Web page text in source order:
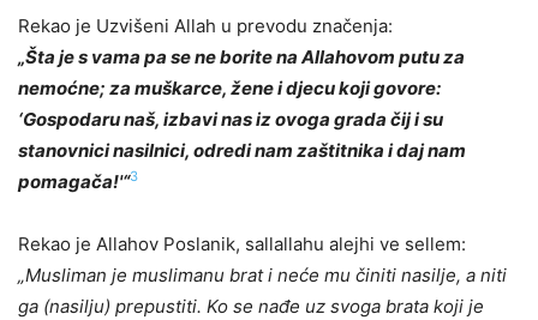
Rekao je Uzvišeni Allah u prevodu značenja:
„Šta je s vama pa se ne borite na Allahovom putu za
nemoćne; za muškarce, žene i djecu koji govore:
‘Gospodaru naš, izbavi nas iz ovoga grada čij i su
stanovnici nasilnici, odredi nam zaštitnika i daj nam
pomagača!'“3
Rekao je Allahov Poslanik, sallallahu alejhi ve sellem:
„Musliman je muslimanu brat i neće mu činiti nasilje, a niti
ga (nasilju) prepustiti. Ko se nađe uz svoga brata koji je